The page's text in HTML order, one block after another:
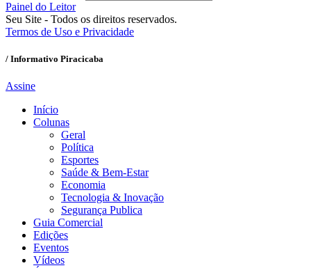
Painel do Leitor
Seu Site - Todos os direitos reservados.
Termos de Uso e Privacidade
/ Informativo Piracicaba
Assine
Início
Colunas
Geral
Política
Esportes
Saúde & Bem-Estar
Economia
Tecnologia & Inovação
Segurança Publica
Guia Comercial
Edições
Eventos
Vídeos